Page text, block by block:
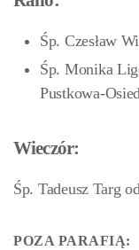
Śp. Czesław
Śp. Monika
Pustkowa-
Wieczór:
Śp. Tadeusz Targ
POZA PARAFIĄ: